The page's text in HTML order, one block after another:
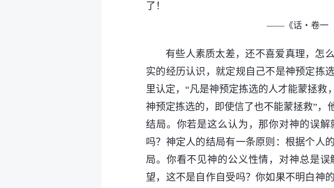
了！
——《话・卷一
有些人素质太差，还不喜爱真理，怎
实的经历认识，就定规自己不是神预定拣
里认定，“凡是神预定拣选的人才能蒙拯
神预定拣选的，即使信了也不能蒙拯救”
结局。你若是这么认为，那你对神的误
吗？神定人的结局有一条原则：根据个人
局。你看不见神的公义性情，对神总是
望，这不是自作自受吗？你如果不明白神